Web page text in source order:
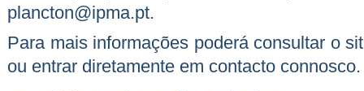
plancton@ipma.pt.
Para mais informações poderá consultar o
ou entrar diretamente em contacto connosco.